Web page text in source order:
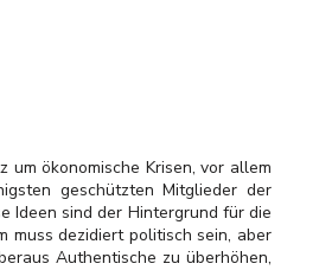
ökonomische Krisen, vor allem
geschützten Mitglieder der
Ideen sind der Hintergrund für die
muss dezidiert politisch sein, aber
Authentische zu überhöhen,